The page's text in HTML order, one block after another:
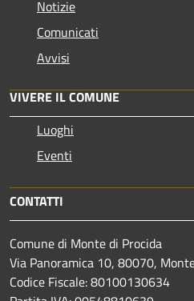
Notizie
Comunicati
Avvisi
VIVERE IL COMUNE
Luoghi
Eventi
CONTATTI
Comune di Monte di Procida
Via Panoramica 10, 80070,
Codice Fiscale: 80100130634